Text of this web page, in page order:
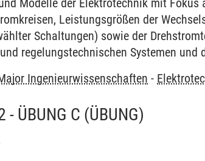
Modelle der Elektrotechnik mit
Leistungsgrößen der
Schaltungen) sowie der
regelungstechnischen Systemen und
Ingenieurwissenschaften -
- ÜBUNG C (ÜBUNG)